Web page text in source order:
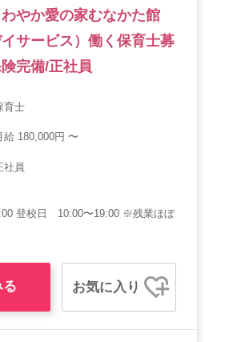
やか愛の家むなかた館
イサービス）働く保育士募
完備/正社員
育士
給 180,000円 〜
社員
登校日 10:00〜19:00 ※残業ほぼ
る お気に入り